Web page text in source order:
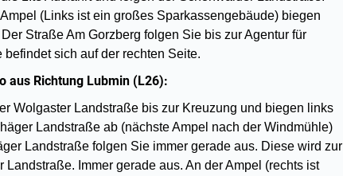
(Links ist ein großes Sparkassengebäude) biegen
Straße Am Gorzberg folgen Sie bis zur Agentur für
befindet sich auf der rechten Seite.
aus Richtung Lubmin (L26):
Wolgaster Landstraße bis zur Kreuzung und biegen links
Landstraße ab (nächste Ampel nach der Windmühle)
Landstraße folgen Sie immer gerade aus. Diese wird zur
Landstraße. Immer gerade aus. An der Ampel (rechts ist